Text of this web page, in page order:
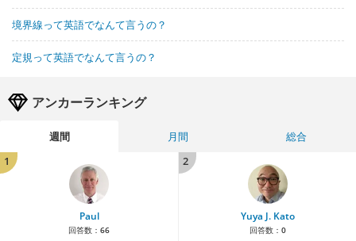
境界線って英語でなんて言うの？
定規って英語でなんて言うの？
アンカーランキング
週間 月間
総合
1
Paul
回答数： 66
2
Yuya J. Kato
回答数： 0